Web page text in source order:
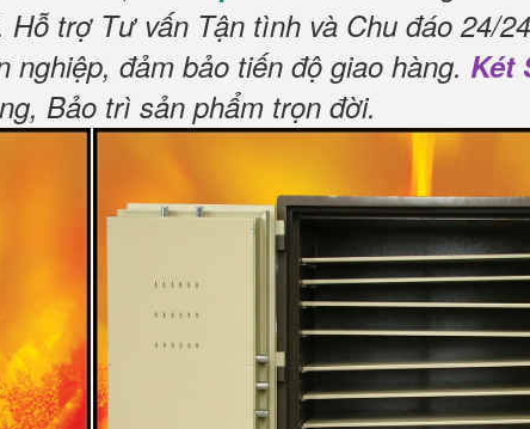
Hỗ trợ Tư vấn Tận tình và Chu đáo 24/
nghiệp, đảm bảo tiến độ giao hàng. Két
Bảo trì sản phẩm trọn đời.